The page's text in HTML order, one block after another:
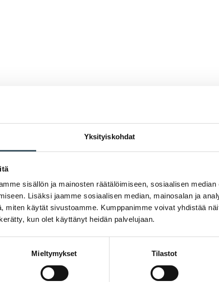
Yksityiskohdat
sisällön ja mainosten räätälöimiseen, sosiaalisen
Lisäksi jaamme sosiaalisen median, mainosalan ja
miten käytät sivustoamme. Kumppanimme voivat yhdistää
kun olet käyttänyt heidän palvelujaan.
Mieltymykset Tilastot